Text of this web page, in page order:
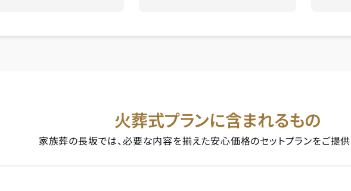
火葬式プランに含まれるもの
家族葬の長坂では、必要な内容を揃えた安心価格のセットプランをご提